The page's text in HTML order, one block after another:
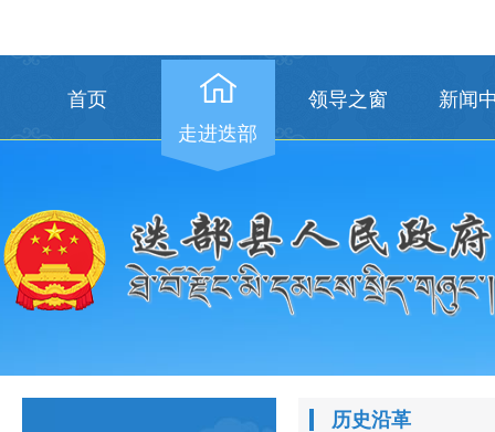
首页
走进迭部
领导之窗 新闻
历史沿革